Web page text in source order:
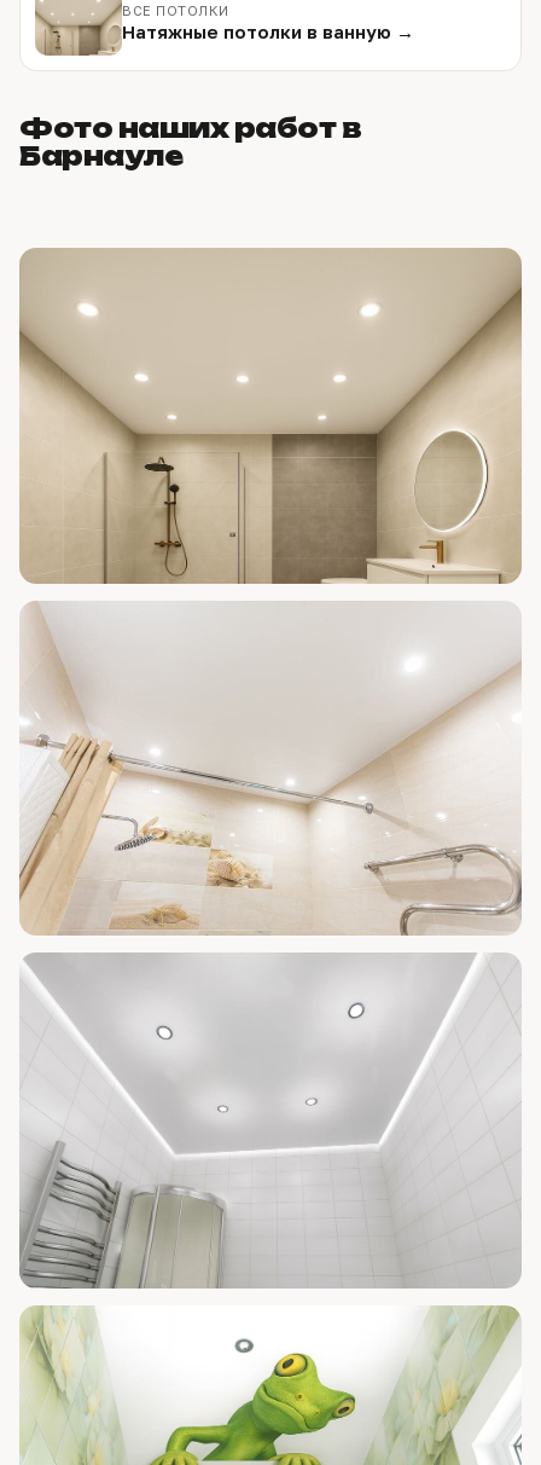
ВСЕ ПОТОЛКИ
Натяжные потолки в ванную →
Фото наших работ в
Барнауле